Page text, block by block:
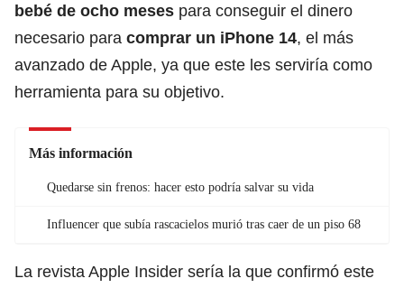
bebé de ocho meses para conseguir el dinero
necesario para comprar un iPhone 14, el más
avanzado de Apple, ya que este les serviría como
herramienta para su objetivo.
Más información
Quedarse sin frenos: hacer esto podría salvar su vida
Influencer que subía rascacielos murió tras caer de un piso 68
La revista Apple Insider sería la que confirmó este